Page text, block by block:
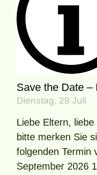
Save the Date –
Dienstag, 28 Juli
Liebe Eltern,
bitte merken Sie
folgenden Termin
September 2026